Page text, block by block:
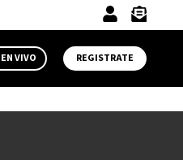
VIVO REGISTRATE